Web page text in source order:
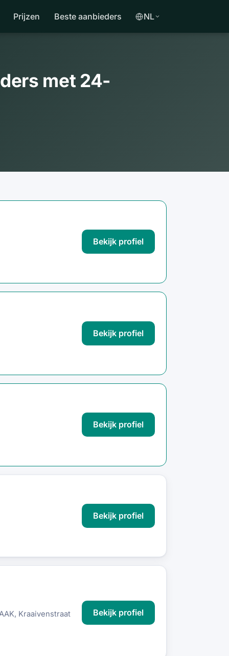
Prijzen Beste aanbieders NL
met 24-
Bekijk profiel
Bekijk profiel
Bekijk profiel
Bekijk profiel
Kraaivenstraat Bekijk profiel